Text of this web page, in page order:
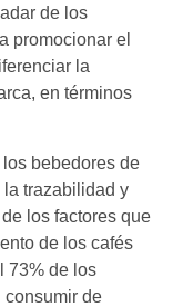
de los
promocionar el
la
en términos
bebedores de
la trazabilidad y
los factores que
de los cafés
73% de los
consumir de